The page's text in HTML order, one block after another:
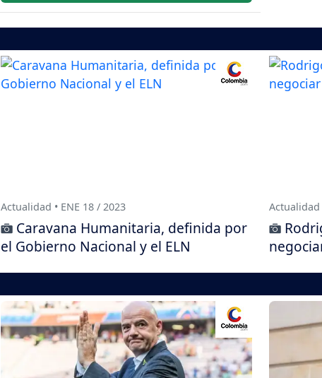
Actualidad • ENE 18 / 2023
Caravana Humanitaria, definida por
el Gobierno Nacional y el ELN
Actualidad